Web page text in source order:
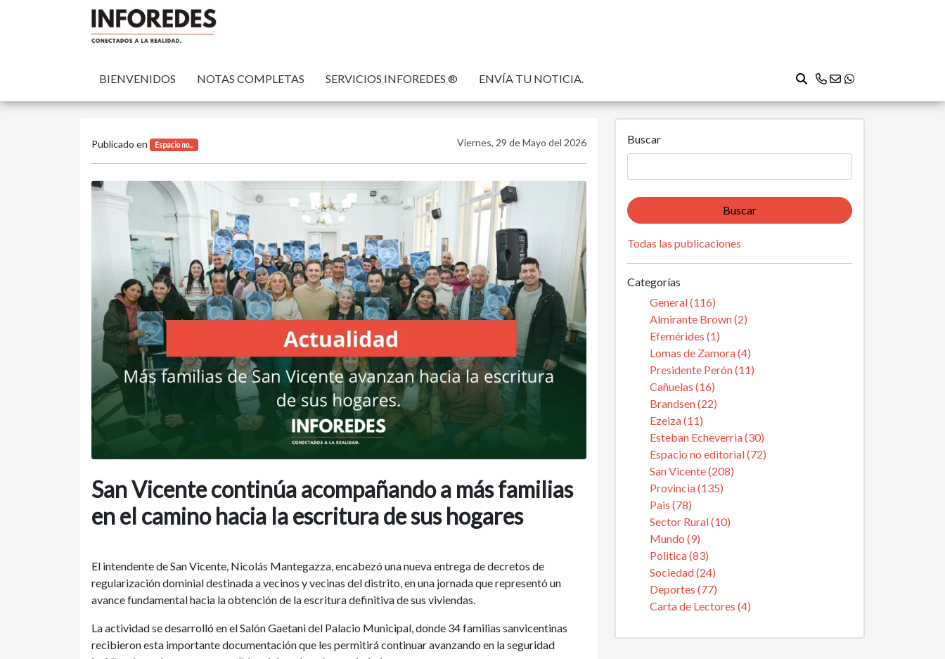
BIENVENIDOS NOTAS COMPLETAS SERVICIOS INFOREDES ® ENVÍA TU NOTICIA.
Publicado en Espacio no... Viernes, 29 de Mayo del 2026
San Vicente continúa acompañando a más familias
en el camino hacia la escritura de sus hogares
El intendente de San Vicente, Nicolás Mantegazza, encabezó una nueva entrega de decretos de
regularización dominial destinada a vecinos y vecinas del distrito, en una jornada que representó un
avance fundamental hacia la obtención de la escritura definitiva de sus viviendas.
La actividad se desarrolló en el Salón Gaetani del Palacio Municipal, donde 34 familias sanvicentinas
recibieron esta importante documentación que les permitirá continuar avanzando en la seguridad
Buscar
Buscar
Todas las publicaciones
Categorías
General (116)
Almirante Brown (2)
Efemérides (1)
Lomas de Zamora (4)
Presidente Perón (11)
Cañuelas (16)
Brandsen (22)
Ezeiza (11)
Esteban Echeverria (30)
Espacio no editorial (72)
San Vicente (208)
Provincia (135)
Pais (78)
Sector Rural (10)
Mundo (9)
Politica (83)
Sociedad (24)
Deportes (77)
Carta de Lectores (4)